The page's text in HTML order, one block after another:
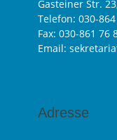
Gasteiner Str.
Telefon: 030-
Fax: 030-861 76
Email:
Adresse